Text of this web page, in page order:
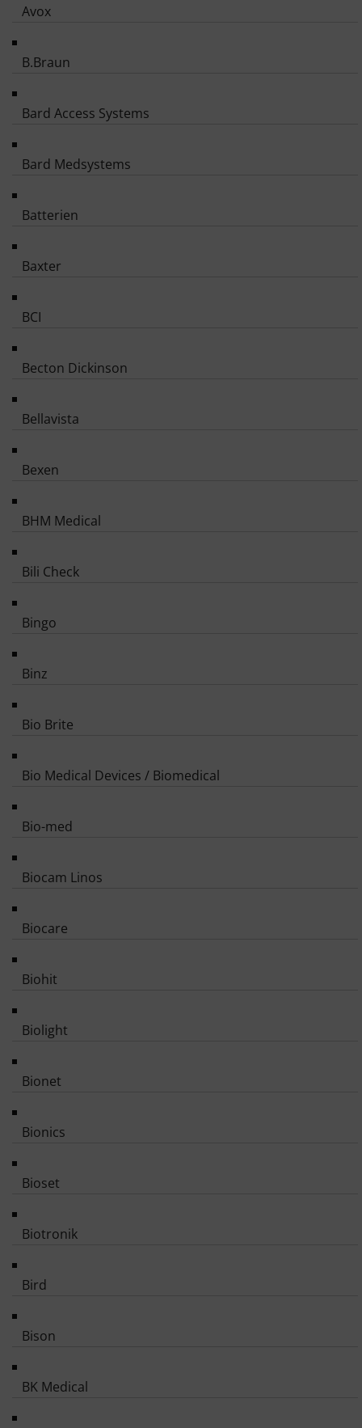
Avox
B.Braun
Bard Access Systems
Bard Medsystems
Batterien
Baxter
BCI
Becton Dickinson
Bellavista
Bexen
BHM Medical
Bili Check
Bingo
Binz
Bio Brite
Bio Medical Devices / Biomedical
Bio-med
Biocam Linos
Biocare
Biohit
Biolight
Bionet
Bionics
Bioset
Biotronik
Bird
Bison
BK Medical